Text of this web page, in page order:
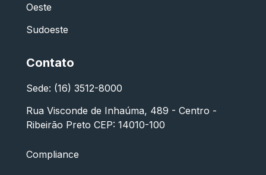
Oeste
Sudoeste
Contato
Sede: (16) 3512-8000
Rua Visconde de Inhaúma, 489 - Centro -
Ribeirão Preto CEP: 14010-100
Compliance